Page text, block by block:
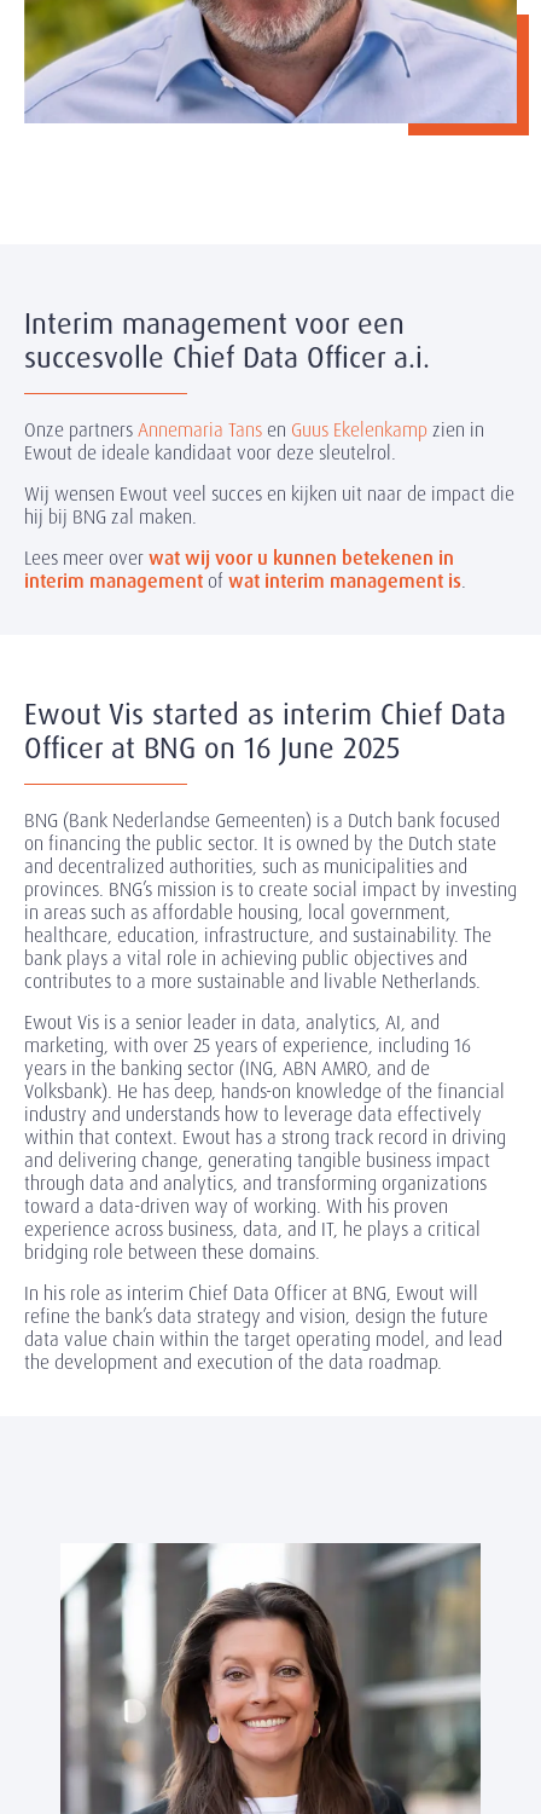
Interim management voor een
succesvolle Chief Data Officer a.i.
Onze partnersAnnemaria Tans en Guus Ekelenkampzien in
Ewout de ideale kandidaat voor deze sleutelrol.
Wij wensen Ewout veel succes en kijken uit naar de impact die
hij bij BNG zal maken.
Lees meer overwat wij voor u kunnen betekenen in
interim management of wat interim management is.
Ewout Vis started as interim Chief Data
Officer at BNG on 16 June 2025
BNG (Bank Nederlandse Gemeenten) is a Dutch bank focused
on financing the public sector. It is owned by the Dutch state
and decentralized authorities, such as municipalities and
provinces. BNG’s mission is to create social impact by investing
in areas such as affordable housing, local government,
healthcare, education, infrastructure, and sustainability. The
bank plays a vital role in achieving public objectives and
contributes to a more sustainable and livable Netherlands.
Ewout Vis is a senior leader in data, analytics, AI, and
marketing, with over 25 years of experience, including 16
years in the banking sector (ING, ABN AMRO, and de
Volksbank). He has deep, hands-on knowledge of the financial
industry and understands how to leverage data effectively
within that context. Ewout has a strong track record in driving
and delivering change, generating tangible business impact
through data and analytics, and transforming organizations
toward a data-driven way of working. With his proven
experience across business, data, and IT, he plays a critical
bridging role between these domains.
In his role as interim Chief Data Officer at BNG, Ewout will
refine the bank’s data strategy and vision, design the future
data value chain within the target operating model, and lead
the development and execution of the data roadmap.